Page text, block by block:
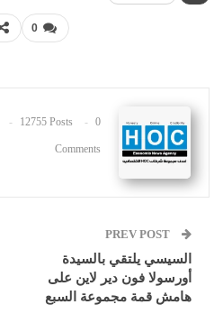
0
12755 Posts 0
Comments
السيسي يلتقي بالسيدة
أورسولا فون دير لاين على
هامش قمة مجموعة السبع